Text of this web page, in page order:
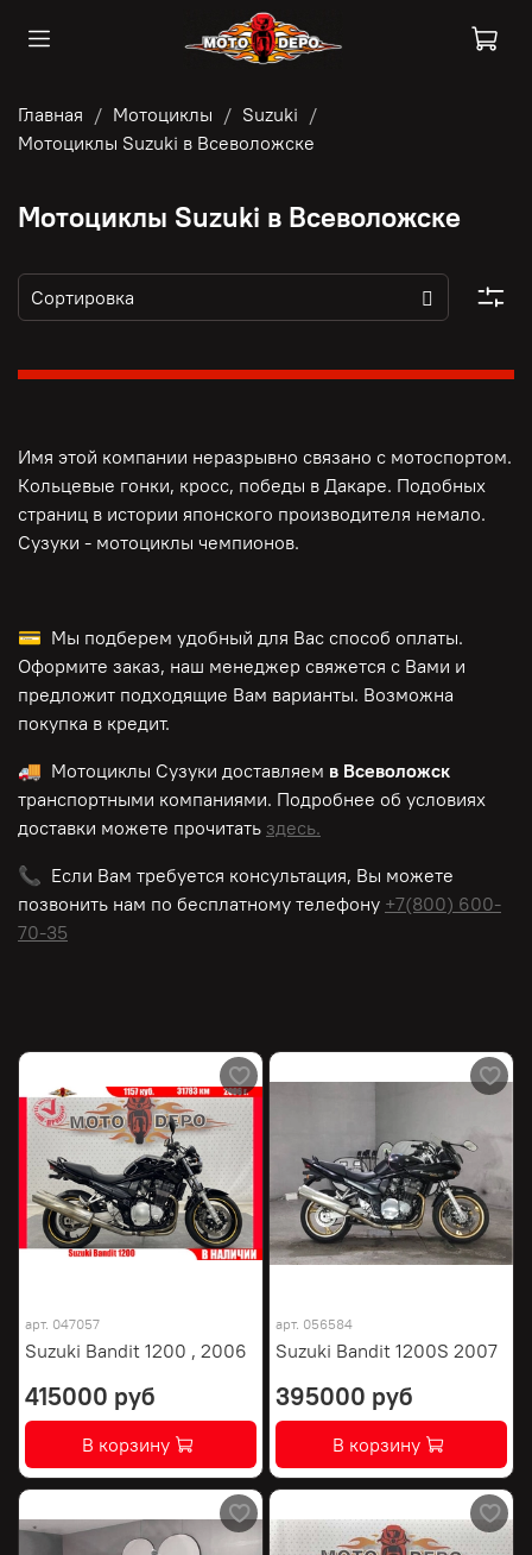
Главная Мотоциклы
Suzuki
Мотоциклы Suzuki в Всеволожске
Мотоциклы Suzuki в Всеволожске
Имя этой компании неразрывно связано с мотоспортом.
Кольцевые гонки, кросс, победы в Дакаре. Подобных
страниц в истории японского производителя немало.
Сузуки - мотоциклы чемпионов.
💳 Мы подберем удобный для Вас способ оплаты.
Оформите заказ, наш менеджер свяжется с Вами и
предложит подходящие Вам варианты. Возможна
покупка в кредит.
🚚 Мотоциклы Сузуки доставляем в Всеволожск
транспортными компаниями. Подробнее об условиях
доставки можете прочитать здесь.
📞 Если Вам требуется консультация, Вы можете
позвонить нам по бесплатному телефону +7(800) 600-
70-35
арт. 047057
Suzuki Bandit 1200 , 2006
415000 руб
В корзину
арт. 056584
Suzuki Bandit 1200S 2007
395000 руб
В корзину